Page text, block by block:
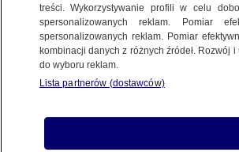
19.12.2017, 11:31
Udostępnij
treści. Wykorzystywanie profili w celu
spersonalizowanych reklam. Pomiar
spersonalizowanych reklam. Pomiar
kombinacji danych z różnych źródeł. Rozwój
do wyboru reklam.
Lista partnerów (dostawców)